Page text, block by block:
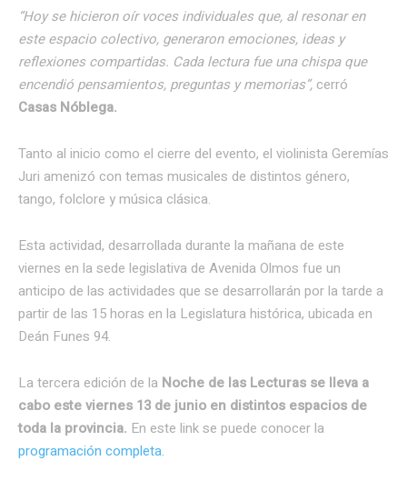
“Hoy se hicieron oír voces individuales que, al resonar en
este espacio colectivo, generaron emociones, ideas y
reflexiones compartidas. Cada lectura fue una chispa que
encendió pensamientos, preguntas y memorias”, cerró
Casas Nóblega.
Tanto al inicio como el cierre del evento, el violinista Geremías
Juri amenizó con temas musicales de distintos género,
tango, folclore y música clásica.
Esta actividad, desarrollada durante la mañana de este
viernes en la sede legislativa de Avenida Olmos fue un
anticipo de las actividades que se desarrollarán por la tarde a
partir de las 15 horas en la Legislatura histórica, ubicada en
Deán Funes 94.
La tercera edición de la Noche de las Lecturas se lleva a
cabo este viernes 13 de junio en distintos espacios de
toda la provincia. En este link se puede conocer la
programación completa.